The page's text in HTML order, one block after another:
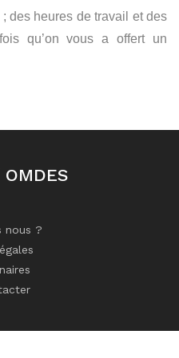
des heures de travail et des
qu’on vous a offert un
nous ?